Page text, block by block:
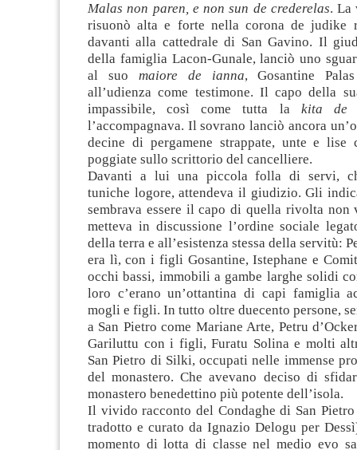
Malas non paren, e non sun de crederelas. La
risuonò alta e forte nella corona de judike
davanti alla cattedrale di San Gavino. Il
della famiglia Lacon-Gunale, lanciò uno
al suo maiore de ianna,Gosantine
all’udienza come testimone. Il capo della
impassibile, così come tutta la kita de
l’accompagnava. Il sovrano lanciò ancora
decine di pergamene strappate, unte e lise
poggiate sullo scrittorio del cancelliere.
Davanti a lui una piccola folla di servi,
tuniche logore, attendeva il giudizio. Gli
sembrava essere il capo di quella rivolta non
metteva in discussione l’ordine sociale
della terra e all’esistenza stessa della servitù:
era lì, con i figli Gosantine, Istephane e
occhi bassi, immobili a gambe larghe solidi
loro c’erano un’ottantina di capi famiglia
mogli e figli. In tutto oltre duecento persone,
a San Pietro come Mariane Arte, Petru
Gariluttu con i figli, Furatu Solina e molti
San Pietro di Silki, occupati nelle immense
del monastero. Che avevano deciso di
monastero benedettino più potente dell’isola.
Il vivido racconto del Condaghe di San
tradotto e curato da Ignazio Delogu per
momento di lotta di classe nel medio evo